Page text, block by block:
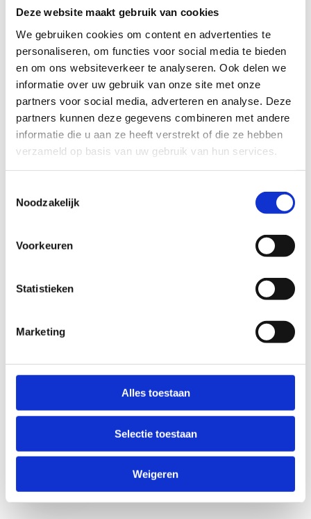
Deze website maakt gebruik van cookies
We gebruiken cookies om content en advertenties te
personaliseren, om functies voor social media te bieden
en om ons websiteverkeer te analyseren. Ook delen we
informatie over uw gebruik van onze site met onze
partners voor social media, adverteren en analyse. Deze
partners kunnen deze gegevens combineren met andere
informatie die u aan ze heeft verstrekt of die ze hebben
verzameld op basis van uw gebruik van hun services.
Noodzakelijk
Voorkeuren
Statistieken
Marketing
Alles toestaan
Selectie toestaan
Weigeren
Geef aan tot welk domein jouw vraag behoort
KIES EEN DOMEIN
Jouw vraag
Anti-Robot Verification
Click to start verification
Verzend